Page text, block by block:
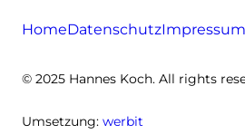
HomeDatenschutzImpressum
© 2025 Hannes Koch. All rights
Umsetzung: werbit